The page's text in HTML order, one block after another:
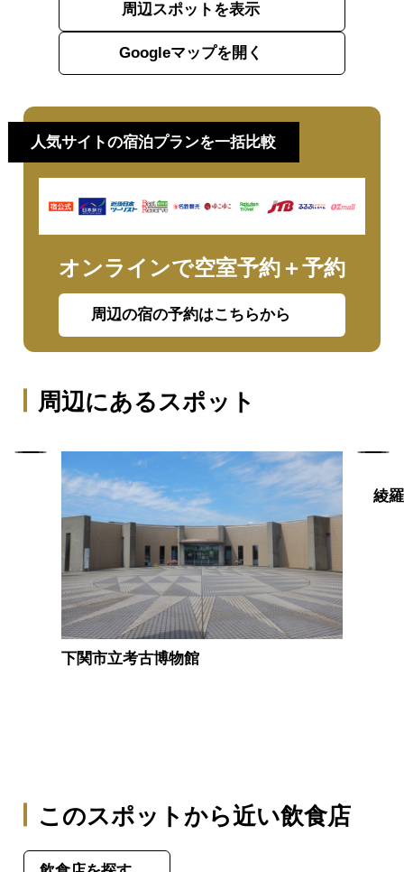
周辺スポットを表示
Googleマップを開く
人気サイトの宿泊プランを一括比較
オンラインで空室予約＋予約
周辺の宿の予約はこちらから
周辺にあるスポット
下関市立考古博物館
綾
このスポットから近い飲食店